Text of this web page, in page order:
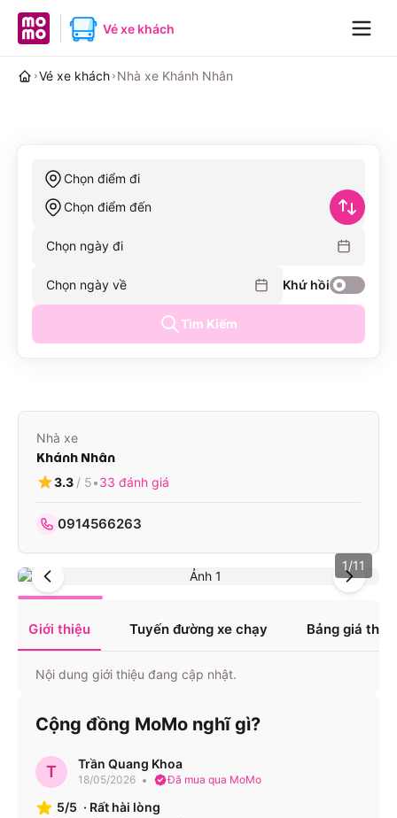
MoMo home pageVé xe khách
Vé xe khách Nhà xe Khánh Nhân
Chọn điểm đi
Chọn điểm đến
Chọn ngày đi
Khứ hồi
Chọn ngày về
Tìm Kiếm
Nhà xe
Khánh Nhân
3.3 / 5•33 đánh giá
0914566263
1/11
Giới thiệu Tuyến đường xe chạy Bảng giá
Nội dung giới thiệu đang cập nhật.
Cộng đồng MoMo nghĩ gì?
T Trần Quang Khoa
18/05/2026 Đã mua qua MoMo
5/5 · Rất hài lòng